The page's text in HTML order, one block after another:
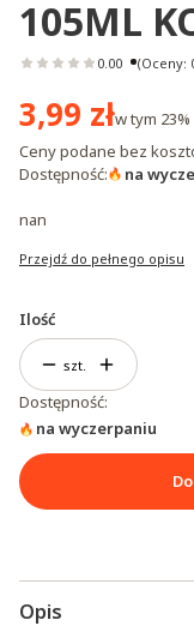
105ML
0.00 (Oceny:
Cena
3,99 złw tym 23%
Ceny podane bez
Dostępność:
na
nan
Przejdź do pełnego opisu
Ilość
szt.
Dostępność:
na wyczerpaniu
Opis